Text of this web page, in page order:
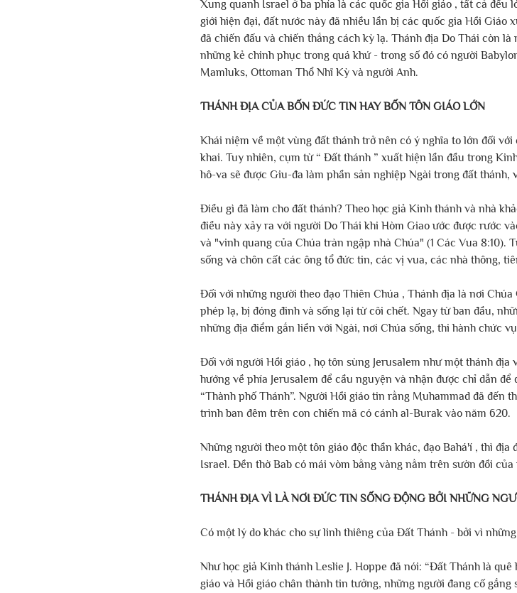
Xung quanh Israel ở ba phía là các quốc gia Hồi giáo , tất cả đều
giới hiện đại, đất nước này đã nhiều lần bị các quốc gia Hồi Giáo
đã chiến đấu và chiến thắng cách kỳ lạ. Thánh địa Do Thái còn
những kẻ chinh phục trong quá khứ - trong số đó có người
Mamluks, Ottoman Thổ Nhĩ Kỳ và người Anh.
THÁNH ĐỊA CỦA BỐN ĐỨC TIN HAY BỐN TÔN GIÁO LỚN
Khái niệm về một vùng đất thánh trở nên có ý nghĩa to lớn đối với
khai. Tuy nhiên, cụm từ “ Đất thánh ” xuất hiện lần đầu trong
hô-va sẽ được Giu-đa làm phần sản nghiệp Ngài trong đất thánh,
Điều gì đã làm cho đất thánh? Theo học giả Kinh thánh và nhà
điều này xảy ra với người Do Thái khi Hòm Giao ước được rước
và "vinh quang của Chúa tràn ngập nhà Chúa" (1 Các Vua 8:10).
sống và chôn cất các ông tổ đức tin, các vị vua, các nhà thông,
Đối với những người theo đạo Thiên Chúa , Thánh địa là nơi
phép lạ, bị đóng đinh và sống lại từ cõi chết. Ngay từ ban đầu,
những địa điểm gắn liền với Ngài, nơi Chúa sống, thi hành chức
Đối với người Hồi giáo , họ tôn sùng Jerusalem như một thánh địa
hướng về phía Jerusalem để cầu nguyện và nhận được chỉ dẫn
“Thành phố Thánh”. Người Hồi giáo tin rằng Muhammad đã đến
trình ban đêm trên con chiến mã có cánh al-Burak vào năm 620.
Những người theo một tôn giáo độc thần khác, đạo Bahá'í , thì
Israel. Đền thờ Bab có mái vòm bằng vàng nằm trên sườn đồi
THÁNH ĐỊA VÌ LÀ NƠI ĐỨC TIN SỐNG ĐỘNG BỞI NHỮNG
Có một lý do khác cho sự linh thiêng của Đất Thánh - bởi vì
Như học giả Kinh thánh Leslie J. Hoppe đã nói: “Đất Thánh là
giáo và Hồi giáo chân thành tin tưởng, những người đang cố